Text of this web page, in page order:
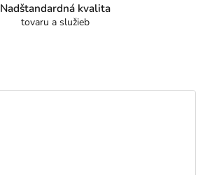
Nadštandardná kvalita
tovaru a služieb